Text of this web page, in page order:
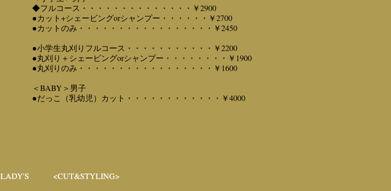
◆フルコース・・・・・・・・・・・・・・￥2900
●カット+シェービングorシャンプー・・・・・・￥2700
●カットのみ・・・・・・・・・・・・・・・・・￥2450
●小学生丸刈りフルコース・・・・・・・・・・・￥2200
●丸刈り＋シェービングorシャンプー・・・・・・・・￥1900
●丸刈りのみ・・・・・・・・・・・・・・・・・￥1600
＜BABY＞男子
●だっこ（乳幼児）カット・・・・・・・・・・・・￥4000
LADY'S <CUT&STYLING>
LADY'S <CUT&STYLING>